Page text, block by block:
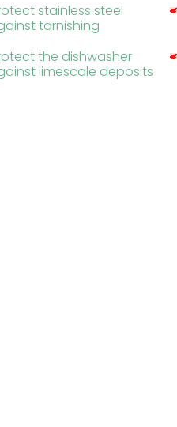
stainless steel
tarnishing
the dishwasher
limescale deposits